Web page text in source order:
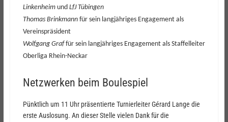
Linkenheimund LfJ Tübingen
Thomas Brinkmannfür sein langjähriges Engagement als
Vereinspräsident
Wolfgang Graffür sein langjähriges Engagement als Staffelleiter
Oberliga Rhein-Neckar
Netzwerken beim Boulespiel
Pünktlich um 11 Uhr präsentierte Turnierleiter Gérard Lange die
erste Auslosung. An dieser Stelle vielen Dank für die